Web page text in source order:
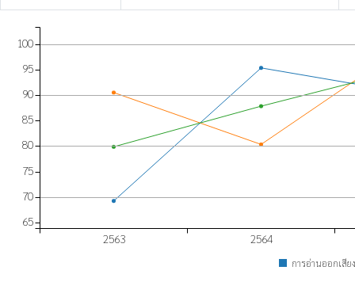
2563 2564
65
70
75
80
85
90
95
100
การอ่านออกเสียง